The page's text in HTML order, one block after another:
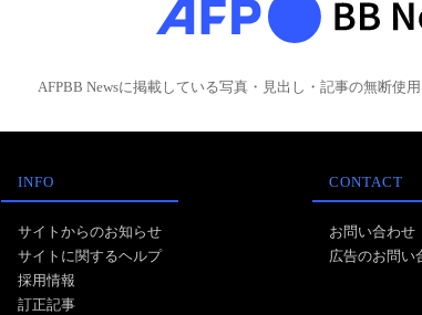
AFPBB Newsに掲載している写真・見出し・記事の無断使
INFO
サイトからのお知らせ
サイトに関するヘルプ
採用情報
訂正記事
CONTACT
お問い合わせ
広告のお問い